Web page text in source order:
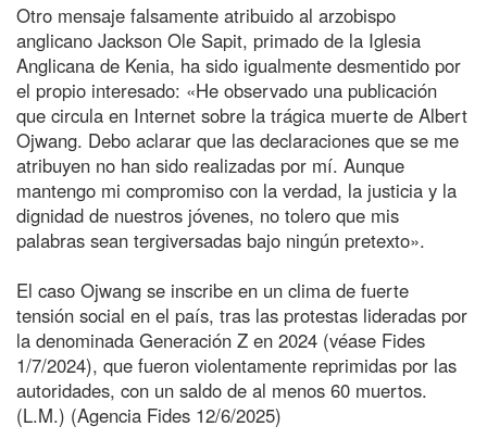
Otro mensaje falsamente atribuido al arzobispo
anglicano Jackson Ole Sapit, primado de la Iglesia
Anglicana de Kenia, ha sido igualmente desmentido por
el propio interesado: «He observado una publicación
que circula en Internet sobre la trágica muerte de Albert
Ojwang. Debo aclarar que las declaraciones que se me
atribuyen no han sido realizadas por mí. Aunque
mantengo mi compromiso con la verdad, la justicia y la
dignidad de nuestros jóvenes, no tolero que mis
palabras sean tergiversadas bajo ningún pretexto».
El caso Ojwang se inscribe en un clima de fuerte
tensión social en el país, tras las protestas lideradas por
la denominada Generación Z en 2024 (véase Fides
1/7/2024), que fueron violentamente reprimidas por las
autoridades, con un saldo de al menos 60 muertos.
(L.M.) (Agencia Fides 12/6/2025)